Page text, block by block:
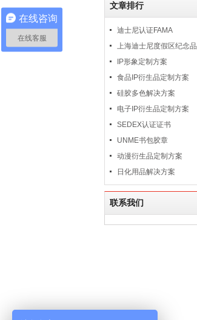
文章排行
迪士尼认证FAMA
上海迪士尼度假区纪念品
IP形象定制方案
食品IP衍生品定制方案
硅胶多色解决方案
电子IP衍生品定制方案
SEDEX认证证书
UNME书包胶章
动漫衍生品定制方案
日化用品解决方案
联系我们
在线咨询
在线客服